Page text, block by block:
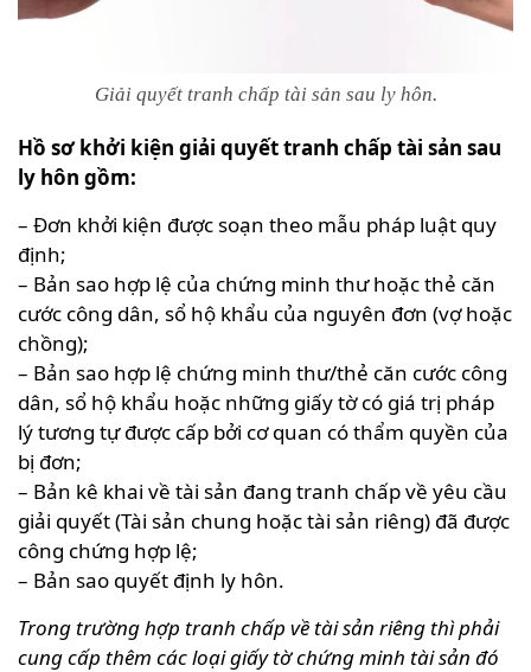
Giải quyết tranh chấp tài sản sau ly hôn.
Hồ sơ khởi kiện giải quyết tranh chấp tài sản sau
ly hôn gồm:
– Đơn khởi kiện được soạn theo mẫu pháp luật quy
định;
– Bản sao hợp lệ của chứng minh thư hoặc thẻ căn
cước công dân, sổ hộ khẩu của nguyên đơn (vợ hoặc
chồng);
– Bản sao hợp lệ chứng minh thư/thẻ căn cước công
dân, sổ hộ khẩu hoặc những giấy tờ có giá trị pháp
lý tương tự được cấp bởi cơ quan có thẩm quyền của
bị đơn;
– Bản kê khai về tài sản đang tranh chấp về yêu cầu
giải quyết (Tài sản chung hoặc tài sản riêng) đã được
công chứng hợp lệ;
– Bản sao quyết định ly hôn.
Trong trường hợp tranh chấp về tài sản riêng thì phải
cung cấp thêm các loại giấy tờ chứng minh tài sản đó